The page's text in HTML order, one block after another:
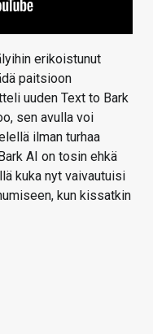
erikoistunut
paitsioon
uuden Text to Bark
sen avulla voi
ilman turhaa
AI on tosin ehkä
kuka nyt vaivautuisi
kun kissatkin